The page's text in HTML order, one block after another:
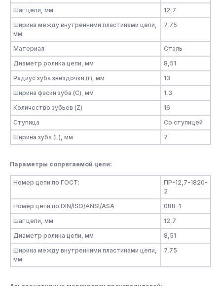
Шаг цепи, мм
12,7
Ширина между внутренними пластинами цепи,
мм
7,75
Материал
Сталь
Диаметр ролика цепи, мм
8,51
Радиус зуба звёздочки (r), мм
13
Ширина фаски зуба (C), мм
1,3
Количество зубьев (Z)
16
Ступица
Со ступицей
Ширина зуба (L), мм
7
Параметры сопрягаемой цепи:
Номер цепи по ГОСТ:
ПР-12,7-1820-
2
Номер цепи по DIN/ISO/ANSI/ASA
08B-1
Шаг цепи, мм
12,7
Диаметр ролика цепи, мм
8,51
Ширина между внутренними пластинами цепи,
мм
7,75